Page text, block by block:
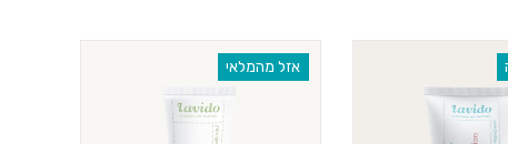
אזל מהמלאי